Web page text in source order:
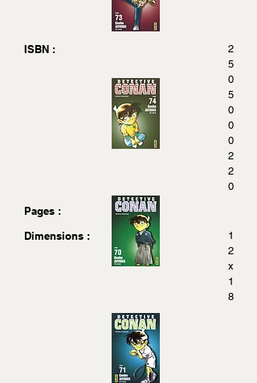
ISBN :
2
5
0
5
0
0
0
2
2
0
Pages :
Dimensions :
1
2
x
1
8